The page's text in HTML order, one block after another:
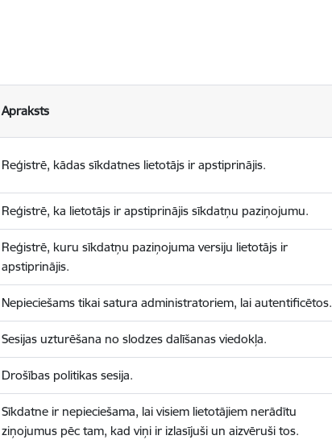
Apraksts
Reģistrē, kādas sīkdatnes lietotājs ir apstiprinājis.
Reģistrē, ka lietotājs ir apstiprinājis sīkdatņu paziņojumu.
Reģistrē, kuru sīkdatņu paziņojuma versiju lietotājs ir
apstiprinājis.
Nepieciešams tikai satura administratoriem, lai autentificētos.
Sesijas uzturēšana no slodzes dalīšanas viedokļa.
Drošības politikas sesija.
Sīkdatne ir nepieciešama, lai visiem lietotājiem nerādītu
ziņojumus pēc tam, kad viņi ir izlasījuši un aizvēruši tos.